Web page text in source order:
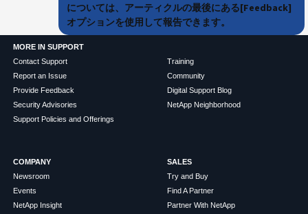
については、アーティクルの最後にある[Feedback]
オプションを使用して報告できます。
MORE IN SUPPORT
Contact Support
Report an Issue
Provide Feedback
Security Advisories
Support Policies and Offerings
Training
Community
Digital Support Blog
NetApp Neighborhood
COMPANY
Newsroom
Events
NetApp Insight
SALES
Try and Buy
Find A Partner
Partner With NetApp